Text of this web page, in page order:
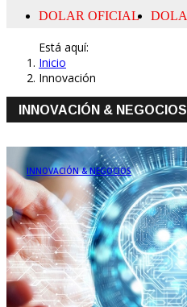
Está aquí:
Inicio
Innovación
INNOVACIÓN & NEGOCIOS
INNOVACIÓN & NEGOCIOS